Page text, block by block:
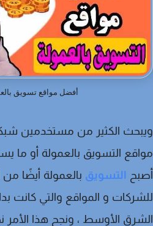
أفضل مواقع تسويق
الكثير من مستخدمين شبكة
التسويق بالعمولة أو ما
التسويقبالعمولة أيضًا من
الأوسط ، ونجح هذا الأمر